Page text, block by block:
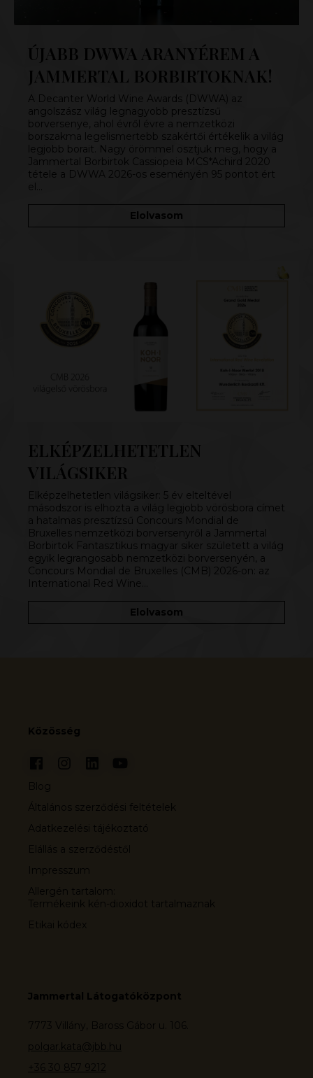
ÚJABB DWWA ARANYÉREM A
JAMMERTAL BORBIRTOKNAK!
A Decanter World Wine Awards (DWWA) az
angolszász világ legnagyobb presztízsű
borversenye, ahol évről évre a nemzetközi
borszakma legelismertebb szakértői értékelik a világ
legjobb borait. Nagy örömmel osztjuk meg, hogy a
Jammertal Borbirtok Cassiopeia MCS*Achird 2020
tétele a DWWA 2026-os eseményén 95 pontot ért
el…
Elolvasom
ELKÉPZELHETETLEN
VILÁGSIKER
Elképzelhetetlen világsiker: 5 év elteltével
másodszor is elhozta a világ legjobb vörösbora címet
a hatalmas presztízsű Concours Mondial de
Bruxelles nemzetközi borversenyről a Jammertal
Borbirtok Fantasztikus magyar siker született a világ
egyik legrangosabb nemzetközi borversenyén, a
Concours Mondial de Bruxelles (CMB) 2026-on: az
International Red Wine…
Elolvasom
Közösség
Blog
Általános szerződési feltételek
Adatkezelési tájékoztató
Elállás a szerződéstől
Impresszum
Allergén tartalom:
Termékeink kén-dioxidot tartalmaznak
Etikai kódex
Jammertal Látogatóközpont
7773 Villány, Baross Gábor u. 106.
polgar.kata@jbb.hu
+36 30 857 9212